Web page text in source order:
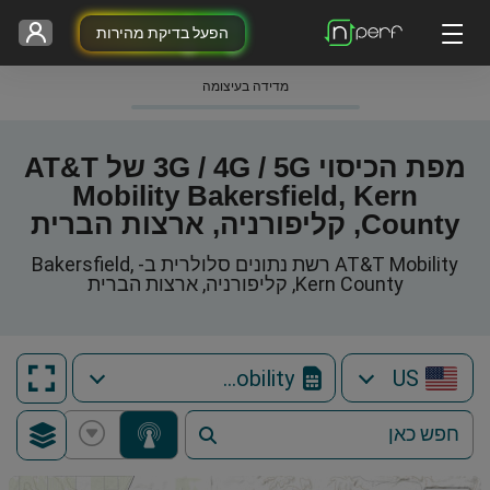
הפעל בדיקת מהירות
מדידה בעיצומה
מפת הכיסוי 3G / 4G / 5G של AT&T
Mobility Bakersfield, Kern
County, קליפורניה, ארצות הברית
AT&T Mobility רשת נתונים סלולרית ב- Bakersfield,
Kern County, קליפורניה, ארצות הברית
US
AT&T Mobility